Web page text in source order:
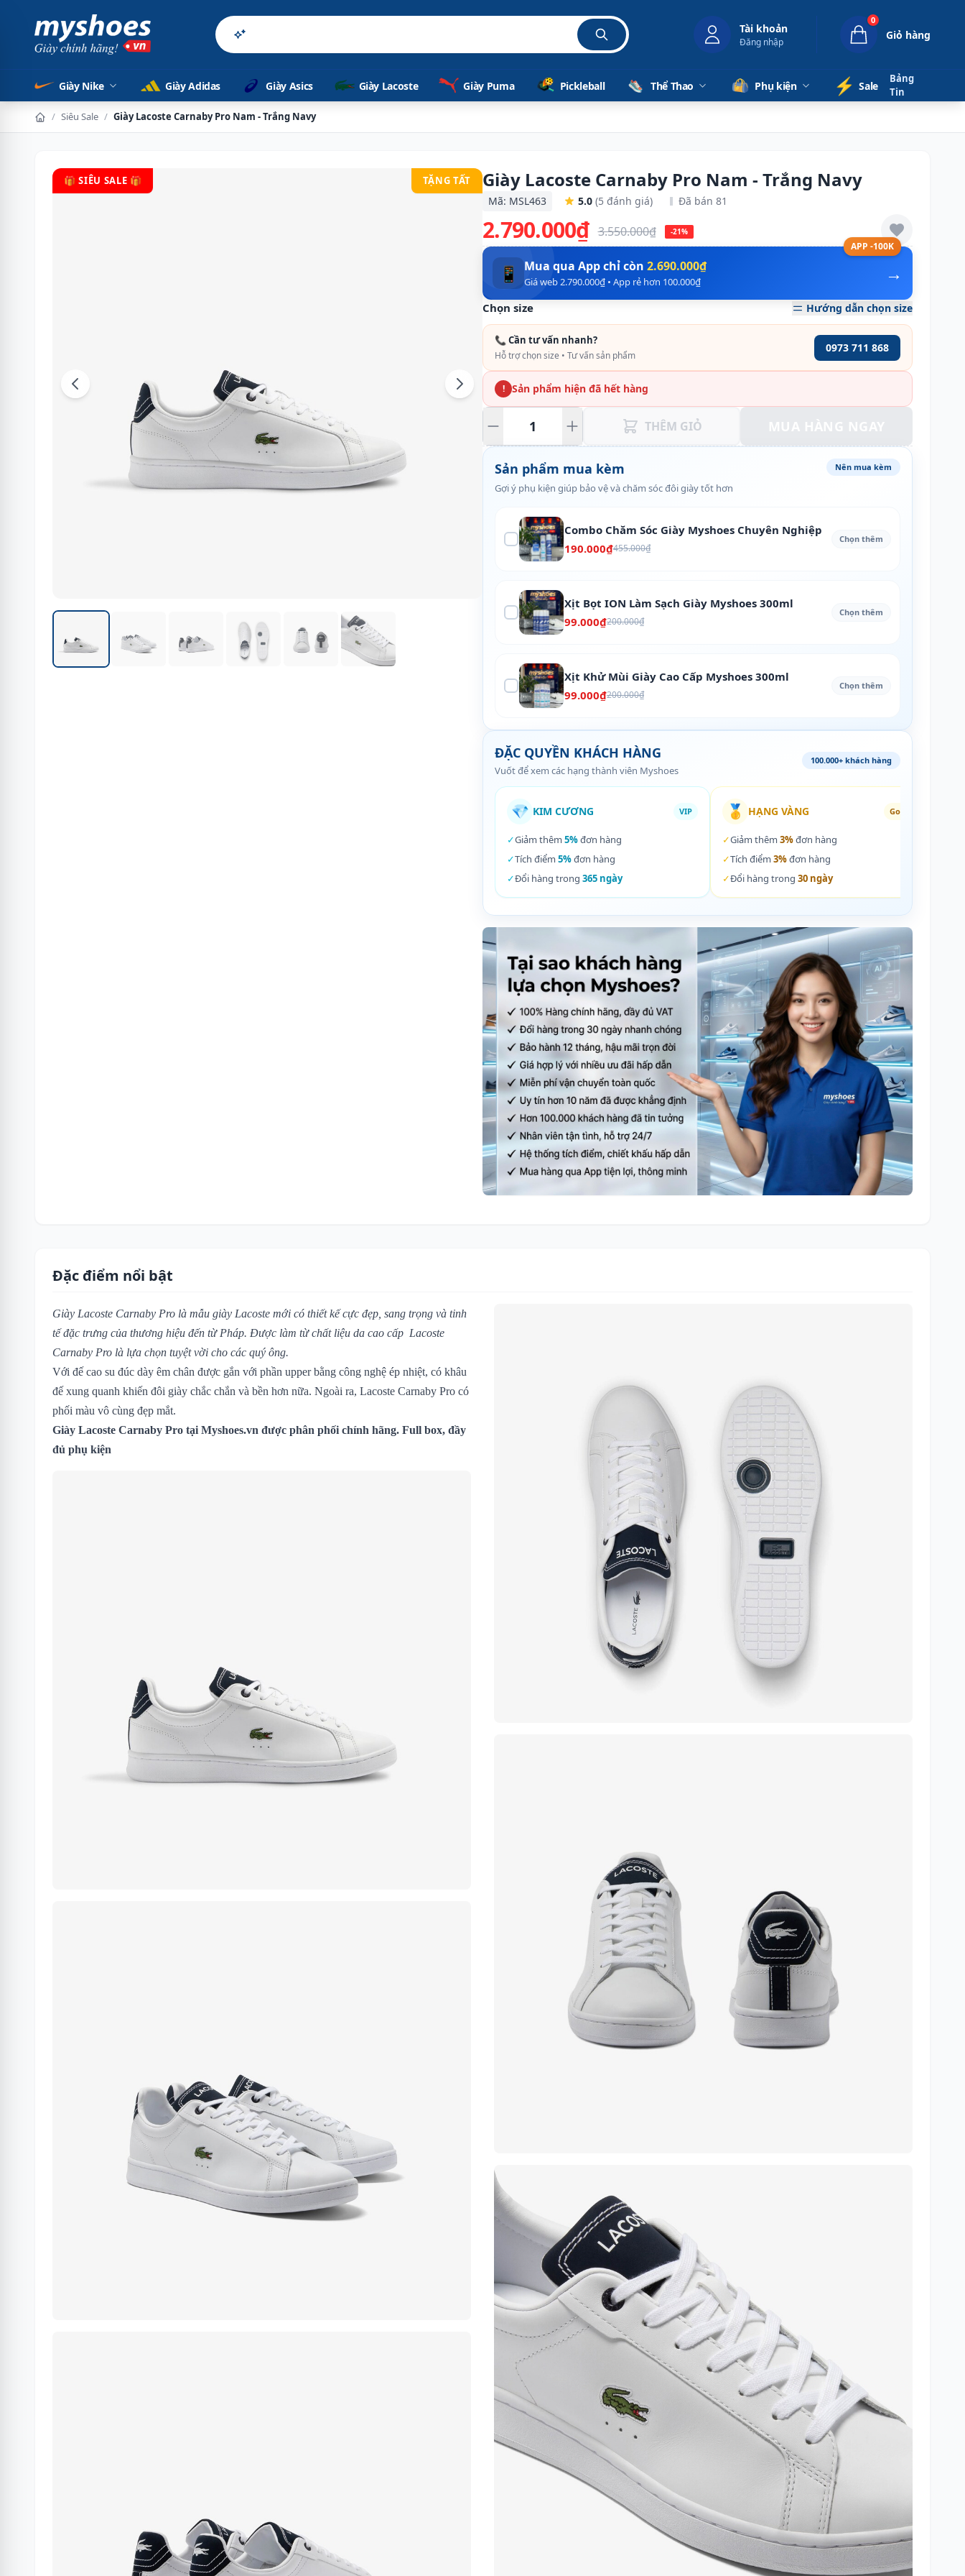
Sản phẩm chí Tài khoản
Đăng nhập
0
Giỏ hàng
Giày Nike Giày Adidas Giày Asics Giày Lacoste Giày Puma Pickleball Thể Thao Phụ kiện ⚡️ Sale
Bảng
Tin
/ Siêu Sale / Giày Lacoste Carnaby Pro Nam - Trắng Navy
🎁 SIÊU SALE 🎁 TẶNG TẤT Giày Lacoste Carnaby Pro Nam - Trắng Navy
Mã: MSL463 5.0 (5 đánh giá) Đã bán 81
2.790.000₫ 3.550.000₫ -21%
APP -100K
→
📱 Mua qua App chỉ còn 2.690.000₫
Giá web 2.790.000₫ • App rẻ hơn 100.000₫
Chọn size Hướng dẫn chọn size
📞 Cần tư vấn nhanh?
Hỗ trợ chọn size • Tư vấn sản phẩm
0973 711 868
! Sản phẩm hiện đã hết hàng
THÊM GIỎ
Sản phẩm mua kèm
Gợi ý phụ kiện giúp bảo vệ và chăm sóc đôi giày tốt hơn
Nên mua kèm
Combo Chăm Sóc Giày Myshoes Chuyên Nghiệp
190.000₫455.000₫
Chọn thêm
Xịt Bọt ION Làm Sạch Giày Myshoes 300ml
99.000₫200.000₫
Chọn thêm
Xịt Khử Mùi Giày Cao Cấp Myshoes 300ml
99.000₫200.000₫
Chọn thêm
ĐẶC QUYỀN KHÁCH HÀNG
Vuốt để xem các hạng thành viên Myshoes
100.000+ khách hàng
💎 KIM CƯƠNG VIP
✓Giảm thêm 5%đơn hàng
✓Tích điểm 5%đơn hàng
✓Đổi hàng trong 365 ngày
🥇 HẠNG VÀNG Gold
✓Giảm thêm 3%đơn hàng
✓Tích điểm 3%đơn hàng
✓Đổi hàng trong 30 ngày
Đặc điểm nổi bật
Giày Lacoste Carnaby Pro là mẫu giày Lacoste mới có thiết kế cực đẹp, sang trọng và tinh
tế đặc trưng của thương hiệu đến từ Pháp. Được làm từ chất liệu da cao cấp Lacoste
Carnaby Pro là lựa chọn tuyệt vời cho các quý ông.
Với đế cao su đúc dày êm chân được gắn với phần upper bằng công nghệ ép nhiệt, có khâu
đế xung quanh khiến đôi giày chắc chắn và bền hơn nữa. Ngoài ra, Lacoste Carnaby Pro có
phối màu vô cùng đẹp mắt.
Giày Lacoste Carnaby Pro tại Myshoes.vn được phân phối chính hãng. Full box, đầy
đủ phụ kiện